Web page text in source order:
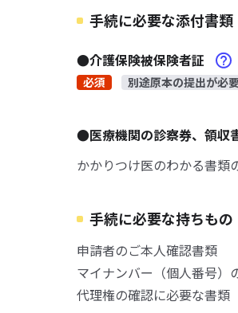
手続に必要な添付書類
●介護保険被保険者証
必須 別途原本の提出が必
●医療機関の診察券、領収
かかりつけ医のわかる書類
手続に必要な持ちもの
申請者のご本人確認書類
マイナンバー（個人番号）
代理権の確認に必要な書類